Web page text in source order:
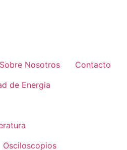
Sobre Nosotros
Contacto
de Energia
Osciloscopios